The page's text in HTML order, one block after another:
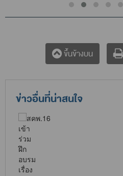
ขึ้นข้างบน
ข่าวอื่นที่น่าสนใจ